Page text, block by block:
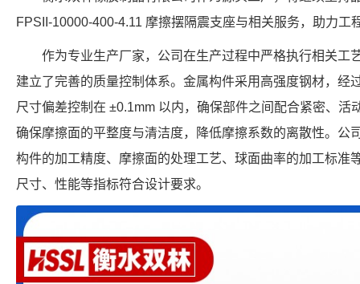
FPSII-10000-400-4.11 摩擦摆隔震支座与相关服务，助力工
作为专业生产厂家，公司在生产过程中严格执行相关工
建立了完善的质量控制体系。金属构件采用高强度钢材，经
尺寸偏差控制在 ±0.1mm 以内，确保部件之间配合紧密、活
确保摩擦面的平整度与清洁度，降低摩擦系数的离散性。公
构件的加工精度、摩擦面的处理工艺、球面曲率的加工标准
尺寸、性能等指标符合设计要求。